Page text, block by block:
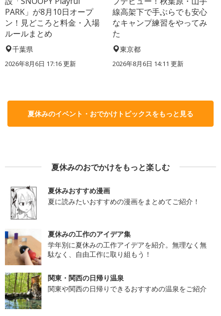
PARK」が8月10日オープ
ン！見どころと料金・入場
ルールまとめ
千葉県
2026年8月6日 17:16更新
線高架下で手ぶらでも安心
なキャンプ練習をやってみ
た
東京都
2026年8月6日 14:11 更新
夏休みのイベント・おでかけトピックスをもっと見る
夏休みのおでかけをもっと楽しむ
夏休みおすすめ漫画
夏に読みたいおすすめの漫画をまとめてご紹介！
夏休みの工作のアイデア集
学年別に夏休みの工作アイデアを紹介。無理なく無
駄なく、自由工作に取り組もう！
関東・関西の日帰り温泉
関東や関西の日帰りできるおすすめの温泉をご紹介